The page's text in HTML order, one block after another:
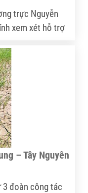
trực Nguyễn
xem xét hỗ trợ
Yên Bái, Bắc
sản xuất
– Tây Nguyên
3 đoàn công tác